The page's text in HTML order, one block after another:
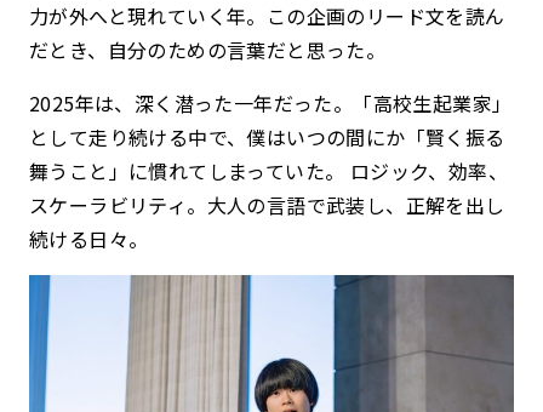
力が外へと現れていく年。 この企画のリード文を読ん
だとき、自分のための言葉だと思った。
2025年は、深く潜った一年だった。
「高校生起業家」
として走り続ける中で、僕はいつの間にか「賢く振る
舞うこと」に慣れてしまっていた。 ロジック、効率、
スケーラビリティ。 大人の言語で武装し、正解を出し
続ける日々。